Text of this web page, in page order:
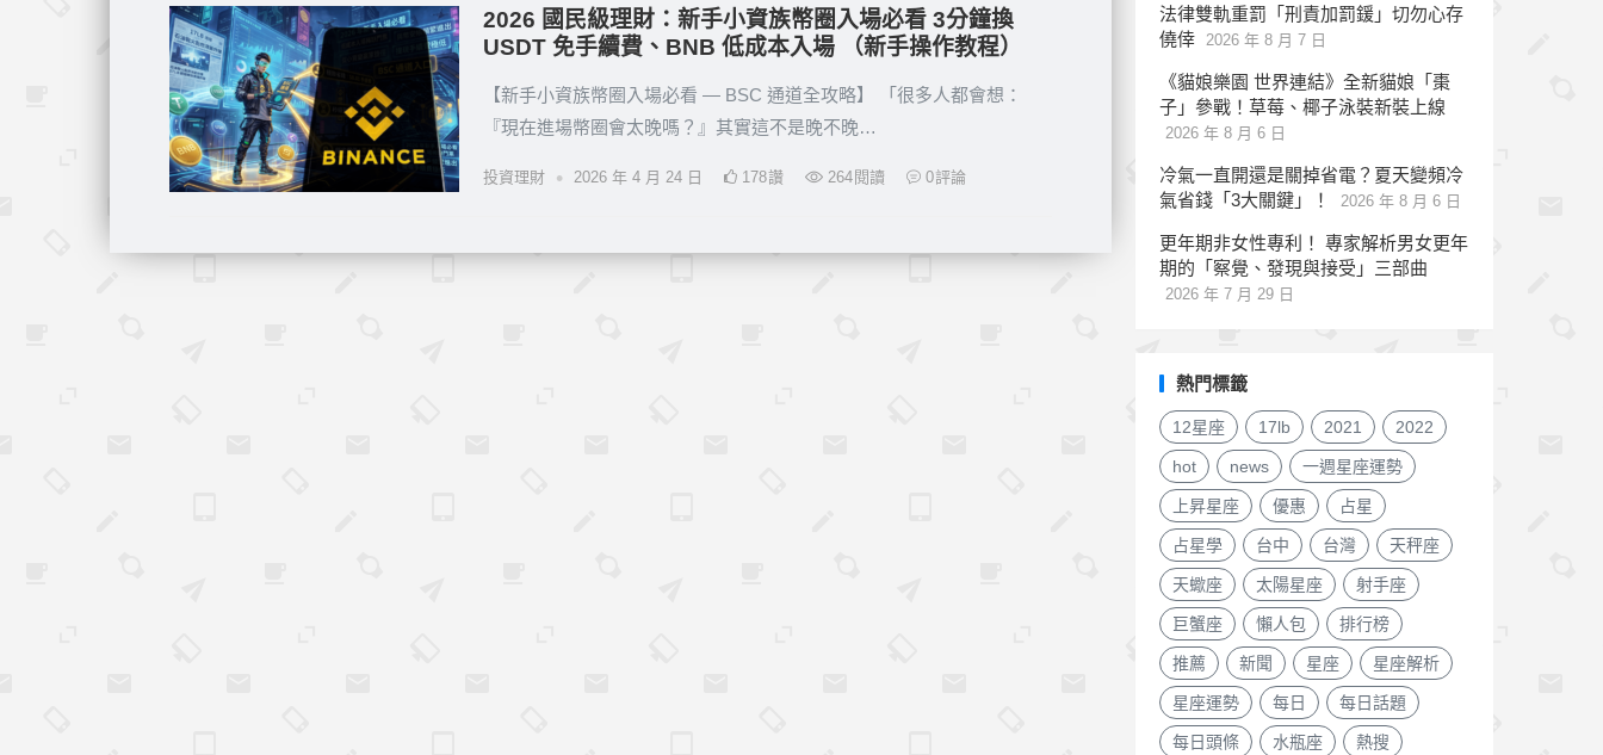
2026 國民級理財：新手小資族幣圈入場必看 3分鐘換
USDT 免手續費、BNB 低成本入場 （新手操作教程）
【新手小資族幣圈入場必看 — BSC 通道全攻略】 「很多人都會想：
『現在進場幣圈會太晚嗎？』其實這不是晚不晚…
投資理財 • 2026 年 4 月 24 日 178讚 264 閱讀 0評論
法律雙軌重罰「刑責加罰鍰」切勿心存
僥倖
2026 年 8 月 7 日
《貓娘樂園 世界連結》全新貓娘「棗
子」參戰！草莓、椰子泳裝新裝上線
2026 年 8 月 6 日
冷氣一直開還是關掉省電？夏天變頻冷
氣省錢「3大關鍵」！
2026 年 8 月 6 日
更年期非女性專利！ 專家解析男女更年
期的「察覺、發現與接受」三部曲
2026 年 7 月 29 日
熱門標籤
12星座 17lb 2021 2022
hot news 一週星座運勢
上昇星座 優惠 占星
占星學 台中 台灣 天秤座
天蠍座 太陽星座 射手座
巨蟹座 懶人包 排行榜
推薦 新聞 星座 星座解析
星座運勢 每日 每日話題
每日頭條 水瓶座 熱搜